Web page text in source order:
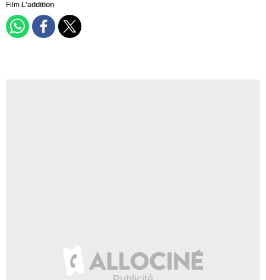
Film L'addition